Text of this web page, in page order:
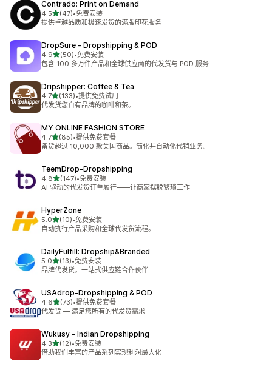
Contrado: Print on Demand
4.5星（满分 5 星）
(47)
总共 47 条评论
•免费安装
提供卓越品质和极速发货的满版印花服务
DropSure ‑ Dropshipping & POD
4.9星（满分 5 星）
(50)
总共 50 条评论
•免费安装
包含 100 多万件产品和全球供应商的代发货与 POD 服务
Dripshipper: Coffee & Tea
4.7星（满分 5 星）
(133)
总共 133 条评论
•提供免费试用
代发货您自有品牌的咖啡和茶。
MY ONLINE FASHION STORE
4.7星（满分 5 星）
(85)
总共 85 条评论
•提供免费套餐
备货超过 10,000 款美国商品。简化并自动化代销业务。
TeemDrop‑Dropshipping
4.8星（满分 5 星）
(147)
总共 147 条评论
•免费安装
AI 驱动的代发货订单履行——让商家摆脱繁琐工作
HyperZone
5.0星（满分 5 星）
(10)
总共 10 条评论
•免费安装
自动执行产品采购和全球代发货流程。
DailyFulfill: Dropship&Branded
5.0星（满分 5 星）
(13)
总共 13 条评论
•免费安装
品牌代发货。一站式供应链合作伙伴
USAdrop‑Dropshipping & POD
4.6星（满分 5 星）
(73)
总共 73 条评论
•提供免费套餐
代发货 — 满足您所有的代发货需求
Wukusy ‑ Indian Dropshipping
4.3星（满分 5 星）
(12)
总共 12 条评论
•免费安装
借助我们丰富的产品系列实现利润最大化